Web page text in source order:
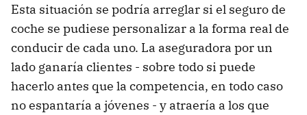
Esta situación se podría arreglar si el seguro de
coche se pudiese personalizar a la forma real de
conducir de cada uno. La aseguradora por un
lado ganaría clientes - sobre todo si puede
hacerlo antes que la competencia, en todo caso
no espantaría a jóvenes - y atraería a los que